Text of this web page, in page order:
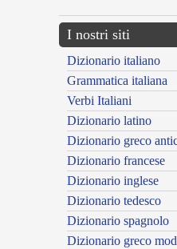
I nostri siti
Dizionario italiano
Grammatica italiana
Verbi Italiani
Dizionario latino
Dizionario greco
Dizionario francese
Dizionario inglese
Dizionario tedesco
Dizionario spagnolo
Dizionario greco